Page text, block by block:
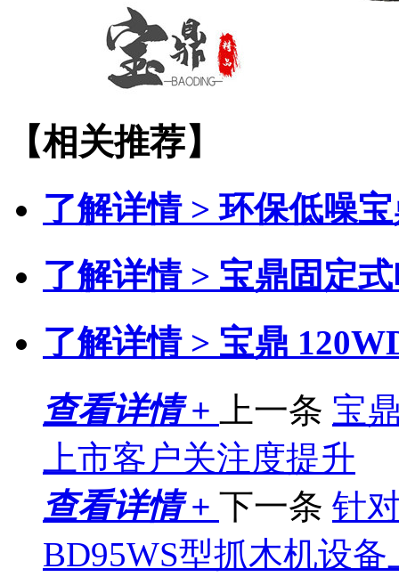
【相关推荐】
了解详情 >环保低噪
了解详情 > 宝鼎固定
了解详情 > 宝鼎
查看详情 +
上一条 宝
上市客户关注度提升
查看详情 + 下一条 针
BD95WS型抓木机设备